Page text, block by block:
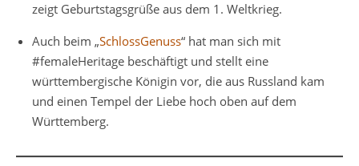
zeigt Geburtstagsgrüße aus dem 1. Weltkrieg.
Auch beim „SchlossGenuss“ hat man sich mit
#femaleHeritage beschäftigt und stellt eine
württembergische Königin vor, die aus Russland kam
und einen Tempel der Liebe hoch oben auf dem
Württemberg.